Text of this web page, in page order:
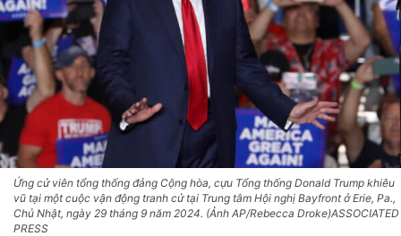
Ứng cử viên tổng thống đảng Cộng hòa, cựu Tổng thống Donald Trump khiêu
vũ tại một cuộc vận động tranh cử tại Trung tâm Hội nghị Bayfront ở Erie, Pa.,
Chủ Nhật, ngày 29 tháng 9 năm 2024. (Ảnh AP/Rebecca Droke)ASSOCIATED
PRESS